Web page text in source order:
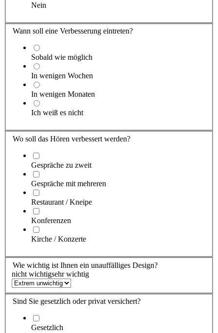
Nein
Wann soll eine Verbesserung eintreten?
Sobald wie möglich
In wenigen Wochen
In wenigen Monaten
Ich weiß es nicht
Wo soll das Hören verbessert werden?
Gespräche zu zweit
Gespräche mit mehreren
Restaurant / Kneipe
Konferenzen
Kirche / Konzerte
Wie wichtig ist Ihnen ein unauffälliges Design?
nicht wichtigsehr wichtig
Sind Sie gesetzlich oder privat versichert?
Gesetzlich